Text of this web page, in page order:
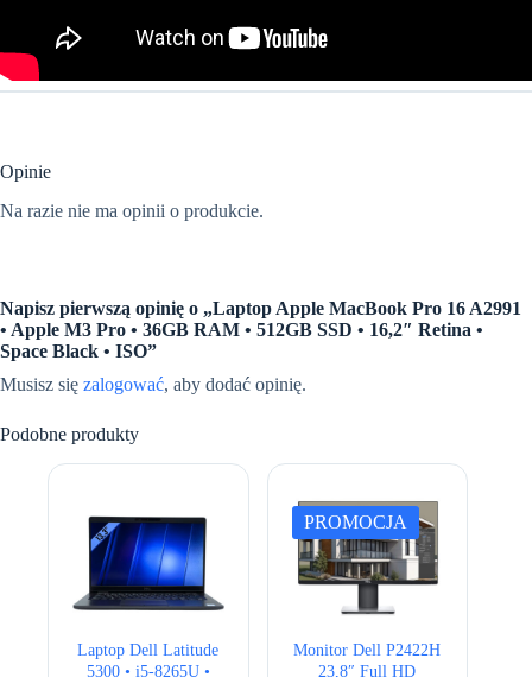
Opinie
Na razie nie ma opinii o produkcie.
Napisz pierwszą opinię o „Laptop Apple MacBook Pro 16 A2991
• Apple M3 Pro • 36GB RAM • 512GB SSD • 16,2″ Retina •
Space Black • ISO”
Musisz się zalogować, aby dodać opinię.
Podobne produkty
Laptop Dell Latitude
5300 • i5-8265U •
PROMOCJA
Monitor Dell P2422H
23,8″ Full HD